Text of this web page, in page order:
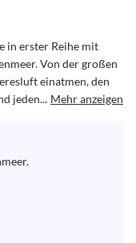
in erster Reihe mit
Von der großen
einatmen, den
jeden... Mehr anzeigen